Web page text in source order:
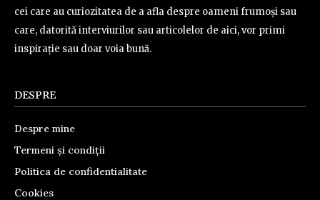
cei care au curiozitatea de a afla despre oameni frumoși sau
care, datorită interviurilor sau articolelor de aici, vor primi
inspirație sau doar voia bună.
DESPRE
Despre mine
Termeni și condiții
Politica de confidentialitate
Cookies